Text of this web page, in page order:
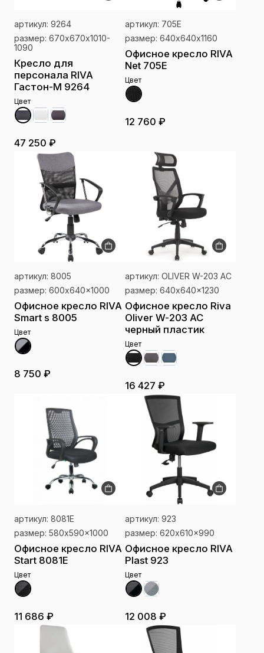
артикул: 9264
размер: 670х670х1010-
1090
Кресло для
персонала RIVA
Гастон-M 9264
Цвет
47 250 ₽
артикул: 705E
размер: 640х640х1160
Офисное кресло RIVA
Net 705E
Цвет
12 760 ₽
артикул: 8005
размер: 600x640x1000
Офисное кресло RIVA
Smart s 8005
Цвет
8 750 ₽
артикул: OLIVER W-203 AC
размер: 640x640x1230
Офисное кресло Riva
Oliver W-203 AC
черный пластик
Цвет
16 427 ₽
артикул: 8081E
размер: 580x590x1000
Офисное кресло RIVA
Start 8081E
Цвет
11 686 ₽
артикул: 923
размер: 620x610x990
Офисное кресло RIVA
Plast 923
Цвет
12 008 ₽